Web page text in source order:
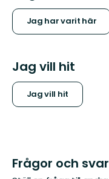
Jag har varit här
Jag vill hit
Jag vill hit
Frågor och svar